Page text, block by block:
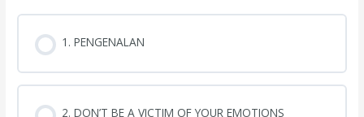
1. PENGENALAN
2. DON’T BE A VICTIM OF YOUR EMOTIONS